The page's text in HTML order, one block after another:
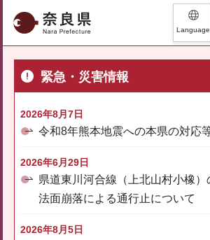
奈良県 Language
緊急・災害情報
2026年8月7日
令和8年熊本地震への本県の対応
2026年6月29日
県道東川河合線（上北山村小橡
法面崩落による通行止について
2026年8月5日